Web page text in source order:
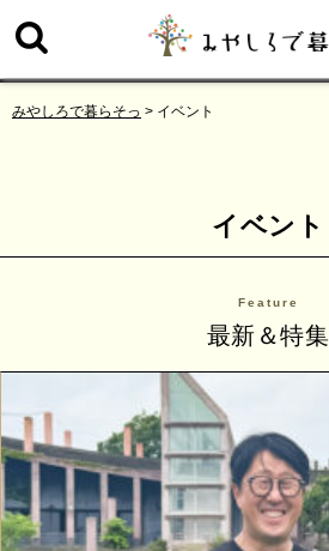
みやしろで暮らそっ > イベント
イベント
Feature
最新＆特集